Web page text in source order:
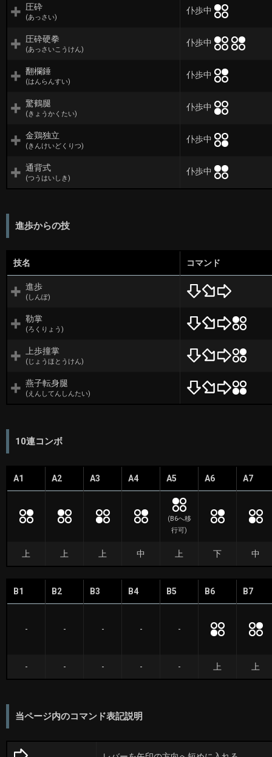
圧砕
(あっさい)
仆歩中
圧砕硬拳
(あっさいこうけん)
仆歩中
翻欄錘
(はんらんすい)
仆歩中
驚鶴腿
(きょうかくたい)
仆歩中
金鶏独立
(きんけいどくりつ)
仆歩中
通背式
(つうはいしき)
仆歩中
進歩からの技
技名 コマンド
進歩
(しんぽ)
勒掌
(ろくりょう)
上歩撞掌
(じょうほとうけん)
燕子転身腿
(えんしてんしんたい)
10連コンボ
A1 A2 A3 A4 A5 A6 A7
(B6へ移
行可)
上 上 上 中 上 下 中
B1 B2 B3 B4 B5 B6 B7
- - - - -
- - - - - 上 上
当ページ内のコマンド表記説明